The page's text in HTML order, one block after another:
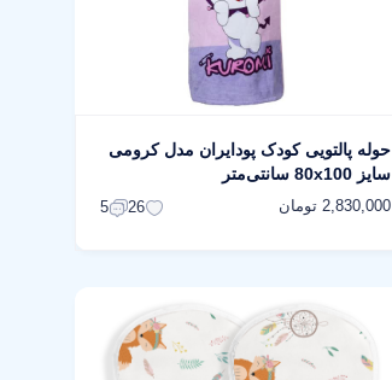
حوله پالتویی کودک پودایران مدل کرومی
سایز 80x100 سانتی‌متر
2,830,000 تومان 26
5